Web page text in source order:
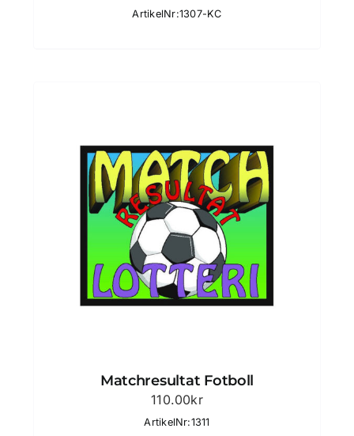
ArtikelNr:1307-KC
Matchresultat Fotboll
110.00kr
ArtikelNr:1311